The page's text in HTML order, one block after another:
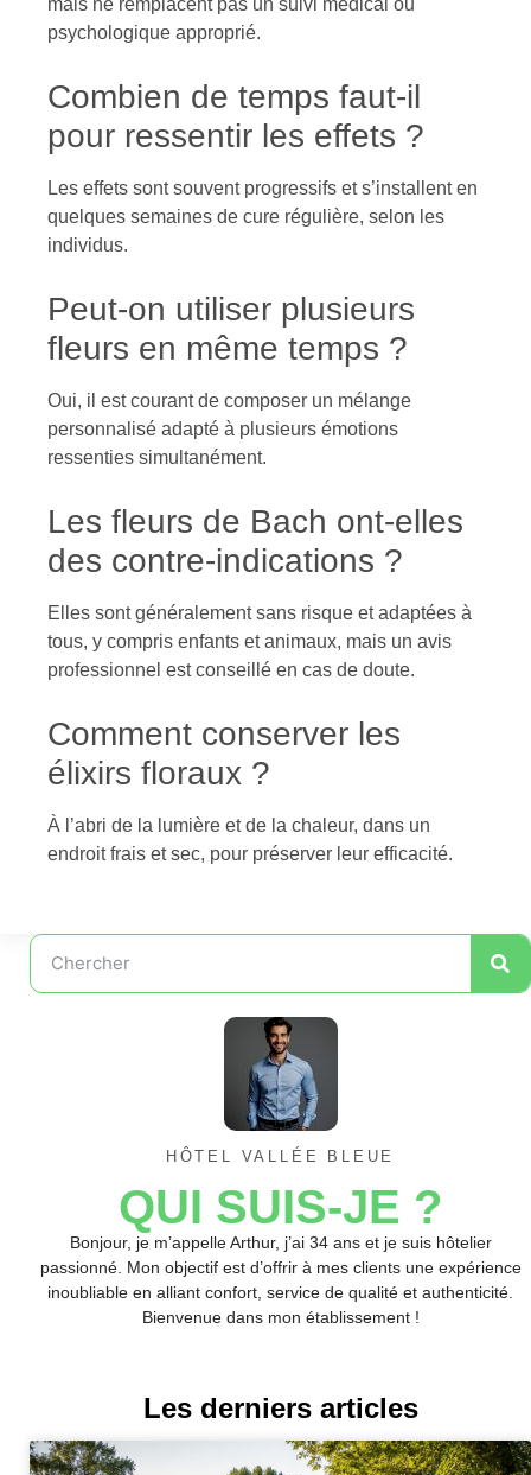
mais ne remplacent pas un suivi médical ou
psychologique approprié.
Combien de temps faut-il
pour ressentir les effets ?
Les effets sont souvent progressifs et s’installent en
quelques semaines de cure régulière, selon les
individus.
Peut-on utiliser plusieurs
fleurs en même temps ?
Oui, il est courant de composer un mélange
personnalisé adapté à plusieurs émotions
ressenties simultanément.
Les fleurs de Bach ont-elles
des contre-indications ?
Elles sont généralement sans risque et adaptées à
tous, y compris enfants et animaux, mais un avis
professionnel est conseillé en cas de doute.
Comment conserver les
élixirs floraux ?
À l’abri de la lumière et de la chaleur, dans un
endroit frais et sec, pour préserver leur efficacité.
HÔTEL VALLÉE BLEUE
QUI SUIS-JE ?
Bonjour, je m’appelle Arthur, j’ai 34 ans et je suis hôtelier
passionné. Mon objectif est d’offrir à mes clients une expérience
inoubliable en alliant confort, service de qualité et authenticité.
Bienvenue dans mon établissement !
Les derniers articles